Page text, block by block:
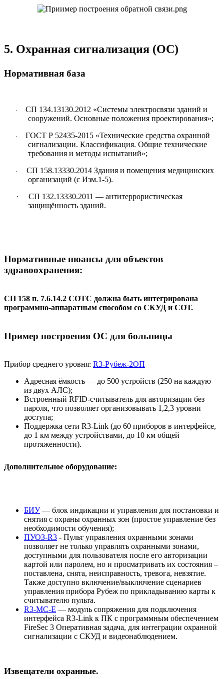
5. Охранная сигнализация (ОС)
Нормативная база
·
СП 134.13130.2012 «Системы электросвязи зданий и
сооружений. Основные положения проектирования»;
·
ГОСТ Р 52435-2015 «Технические средства охранной
сигнализации. Классификация. Общие технические
требования и методы испытаний»;
·
СП 158.13330.2014 Здания и помещения медицинских
организаций (с Изм.1-5).
· СП 132.13330.2011 — антитеррористическая
защищённость зданий.
Нормативные нюансы для объектов
здравоохранения:
СП 158 п. 7.6.14.2 СОТС должна быть интегрирована
программно-аппаратным способом со СКУД и СОТ.
Пример построения ОС для больницы
Прибор среднего уровня: R3-Рубеж-2ОП
Адресная ёмкость — до 500 устройств (250 на каждую
из двух АЛС);
Встроенный RFID-считыватель для авторизации без
пароля, что позволяет организовывать 1,2,3 уровни
доступа;
Поддержка сети R3-Link (до 60 приборов в интерфейсе,
до 1 км между устройствами, до 10 км общей
протяженности).
Дополнительное оборудование:
БИУ— блок индикации и управления для постановки и
снятия с охраны охранных зон (простое управление без
необходимости обучения);
ПУОЗ-R3 - Пульт управления охранными зонами
позволяет не только управлять охранными зонами,
доступными для пользователя после его авторизации
картой или паролем, но и просматривать их состояния –
поставлена, снята, неисправность, тревога, невзятие.
Также доступно включение/выключение сценариев
управления прибора Рубеж по прикладыванию карты к
считывателю пульта.
R3-MC-Е — модуль сопряжения для подключения
интерфейса R3-Link к ПК с программным обеспечением
FireSec 3 Оперативная задача, для интеграции охранной
сигнализации с СКУД и видеонаблюдением.
Извещатели охранные.